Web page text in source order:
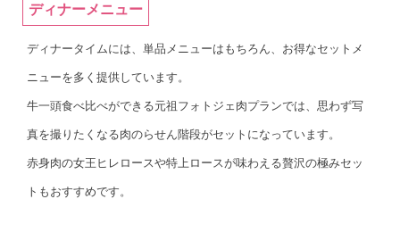
ディナーメニュー
ディナータイムには、単品メニューはもちろん、お得なセットメ
ニューを多く提供しています。
牛一頭食べ比べができる元祖フォトジェ肉プランでは、思わず写
真を撮りたくなる肉のらせん階段がセットになっています。
赤身肉の女王ヒレロースや特上ロースが味わえる贅沢の極みセッ
トもおすすめです。